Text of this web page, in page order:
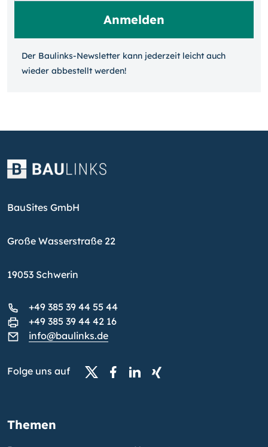
Der Baulinks-Newsletter kann jeder­zeit leicht auch
wieder ab­bestellt werden!
BauSites GmbH
Große Wasserstraße 22
19053 Schwerin
+49 385 39 44 55 44
+49 385 39 44 42 16
info@baulinks.de
Folge uns auf
Themen